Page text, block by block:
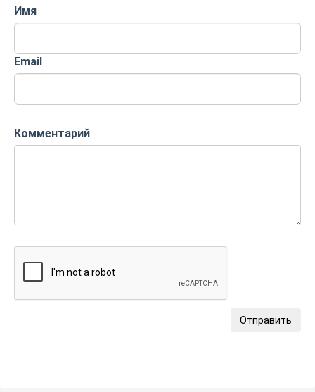
Имя
Email
Комментарий
Отправить